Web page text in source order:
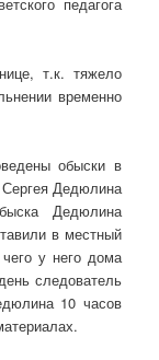
т.к. тяжело
временно
обыски в
Дедюлина
Дедюлина
в местный
у него дома
следователь
10 часов